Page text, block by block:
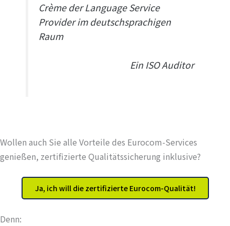
Crème der Language Service
Provider im deutschsprachigen
Raum
Ein ISO Auditor
Wollen auch Sie alle Vorteile des Eurocom-Services
genießen, zertifizierte Qualitätssicherung inklusive?
Ja, ich will die zertifizierte Eurocom-Qualität!
Denn: